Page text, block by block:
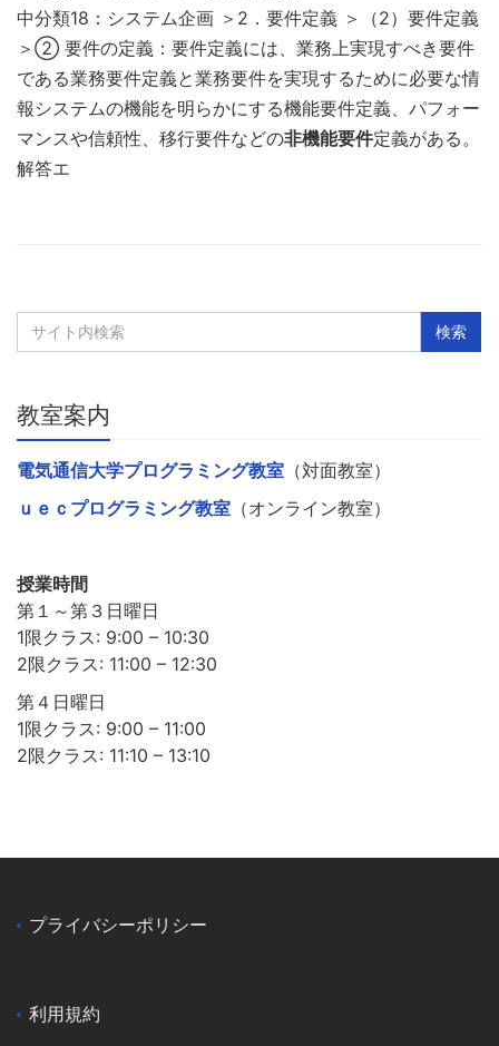
中分類18：システム企画 ＞2．要件定義 ＞（2）要件定義
＞② 要件の定義：要件定義には、業務上実現すべき要件
である業務要件定義と業務要件を実現するために必要な情
報システムの機能を明らかにする機能要件定義、パフォー
マンスや信頼性、移行要件などの非機能要件定義がある。
解答エ
教室案内
電気通信大学プログラミング教室 （対面教室）
ｕｅｃプログラミング教室 （オンライン教室）
授業時間
第１～第３日曜日
1限クラス: 9:00 – 10:30
2限クラス: 11:00 – 12:30
第４日曜日
1限クラス: 9:00 – 11:00
2限クラス: 11:10 – 13:10
プライバシーポリシー
利用規約